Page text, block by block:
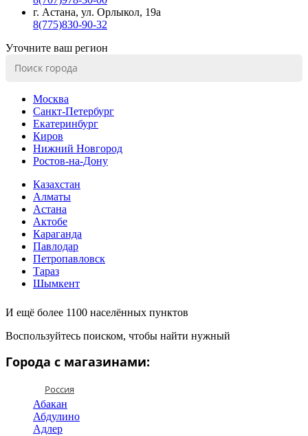
г. Астана, ул. Орлыкол, 19а
8(775)830-90-32
Уточните ваш регион
Москва
Санкт-Петербург
Екатеринбург
Киров
Нижний Новгород
Ростов-на-Дону
Казахстан
Алматы
Астана
Актобе
Караганда
Павлодар
Петропавловск
Тараз
Шымкент
И ещё более 1100 населённых пунктов
Воспользуйтесь поиском, чтобы найти нужный
Города с магазинами:
Россия
Абакан
Абдулино
Адлер